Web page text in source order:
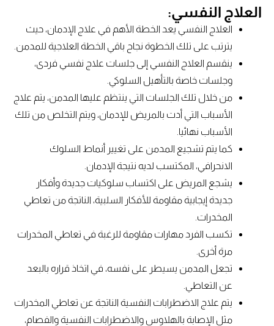
العلاج النفسي:
العلاج النفسي يعد الخطة الأهم في علاج الإدمان، حيث
يترتب على تلك الخطوة نجاح باقي الخطة العلاجية للمدمن.
ينقسم العلاج النفسي إلى جلسات علاج نفسي فردى،
وجلسات خاصة بالتأهيل السلوكي.
من خلال تلك الجلسات التي ينتظم عليها المدمن، يتم علاج
الأسباب التي أدت بالمريض للإدمان، ويتم التخلص من تلك
الأسباب نهائيا.
كما يتم تشجيع المدمن على تغيير أنماط السلوك
الانحرافي، المكتسب لديه نتيجة الإدمان.
يشجع المريض على اكتساب سلوكيات جديدة وأفكار
جديدة إيجابية مقاومة للأفكار السلبية، الناتجة من تعاطي
المخدرات.
تكسب الفرد مهارات مقاومة للرغبة في تعاطي المخدرات
مرة أخرى.
تجعل المدمن يسيطر على نفسه، في اتخاذ قراره بالبعد
عن التعاطي.
يتم علاج الاضطرابات النفسية الناتجة عن تعاطي المخدرات
مثل الإصابة بالهلاوس والاضطرابات النفسية والفصام،